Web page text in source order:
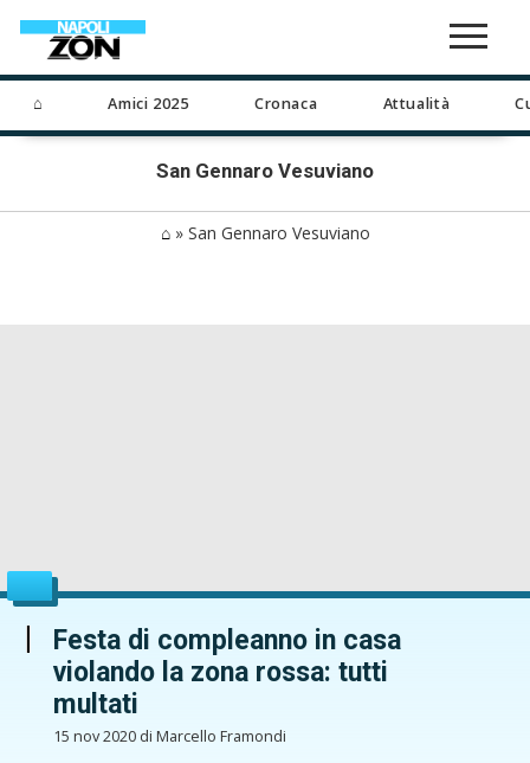
⌂ Amici 2025 Cronaca Attualità
San Gennaro Vesuviano
⌂» San Gennaro Vesuviano
Festa di compleanno in casa
violando la zona rossa: tutti
multati
15 nov 2020 di Marcello Framondi